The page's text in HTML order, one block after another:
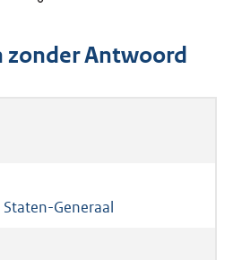
zonder Antwoord
Generaal